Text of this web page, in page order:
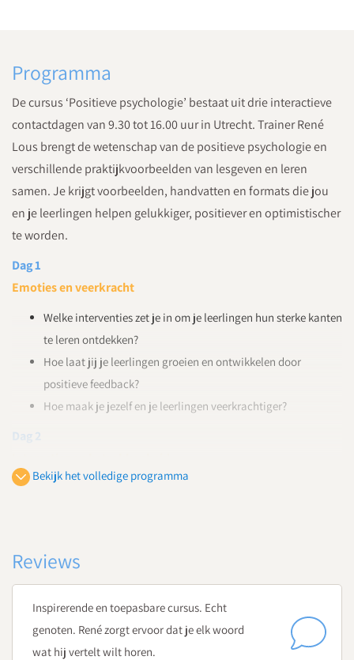
Programma
De cursus ‘Positieve psychologie’ bestaat uit drie interactieve
contactdagen van 9.30 tot 16.00 uur in Utrecht. Trainer René
Lous brengt de wetenschap van de positieve psychologie en
verschillende praktijkvoorbeelden van lesgeven en leren
samen. Je krijgt voorbeelden, handvatten en formats die jou
en je leerlingen helpen gelukkiger, positiever en optimistischer
te worden.
Dag 1
Emoties en veerkracht
Welke interventies zet je in om je leerlingen hun sterke kanten
te leren ontdekken?
Hoe laat jij je leerlingen groeien en ontwikkelen door
positieve feedback?
Hoe maak je jezelf en je leerlingen veerkrachtiger?
Dag 2
Waarom zijn intrinsieke motivatie, betrokkenheid en sociale
binnen je klas?
Dag 3
Gedachten beïnvloeden
Bekijk het volledige programma
Reviews
Inspirerende en toepasbare cursus. Echt
genoten. René zorgt ervoor dat je elk woord
wat hij vertelt wilt horen.